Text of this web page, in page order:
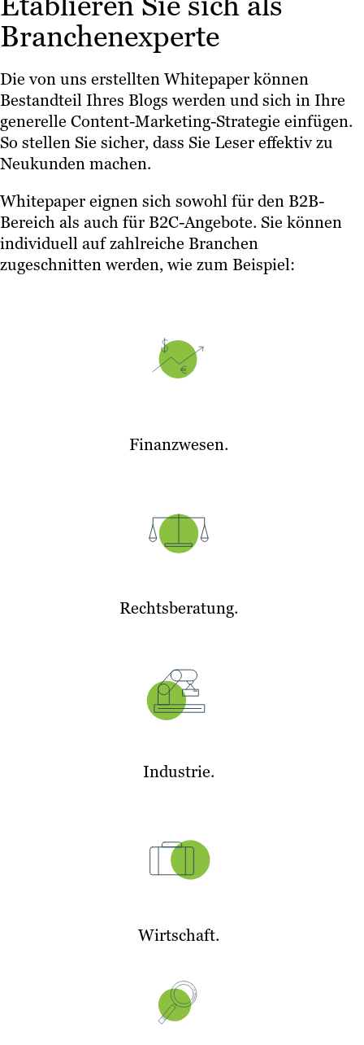
Branchenexperte
Die von uns erstellten Whitepaper können
Bestandteil Ihres Blogs werden und sich in Ihre
generelle Content-Marketing-Strategie einfügen.
So stellen Sie sicher, dass Sie Leser effektiv zu
Neukunden machen.
Whitepaper eignen sich sowohl für den B2B-
Bereich als auch für B2C-Angebote. Sie können
individuell auf zahlreiche Branchen
zugeschnitten werden, wie zum Beispiel:
Finanzwesen.
Rechtsberatung.
Industrie.
Wirtschaft.